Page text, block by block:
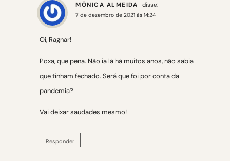
MÔNICA ALMEIDA disse:
7 de dezembro de 2021 às 14:24
Oi, Ragnar!
Poxa, que pena. Não ia lá há muitos anos, não sabia
que tinham fechado. Será que foi por conta da
pandemia?
Vai deixar saudades mesmo!
Responder